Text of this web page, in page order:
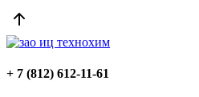
+ 7 (812) 612-11-61